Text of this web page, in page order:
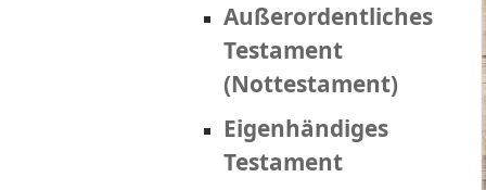
Außerordentliches
Testament
(Nottestament)
Eigenhändiges
Testament